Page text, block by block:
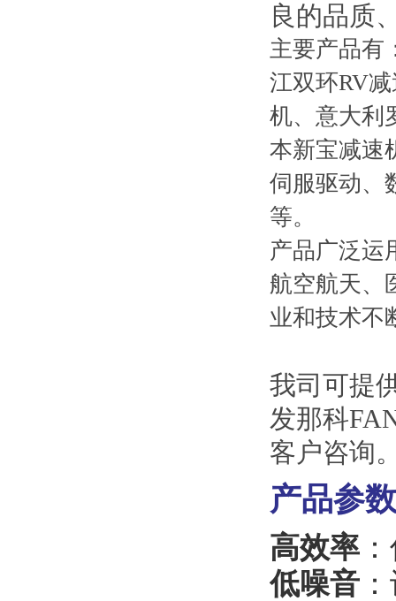
良的品质
主要产品有
江双环RV
机、意大利
本新宝减速
伺服驱动、
等。
产品广泛运
航空航天、
业和技术不
我司可提
发那科
客户咨询
产品参数
高效率
低噪音